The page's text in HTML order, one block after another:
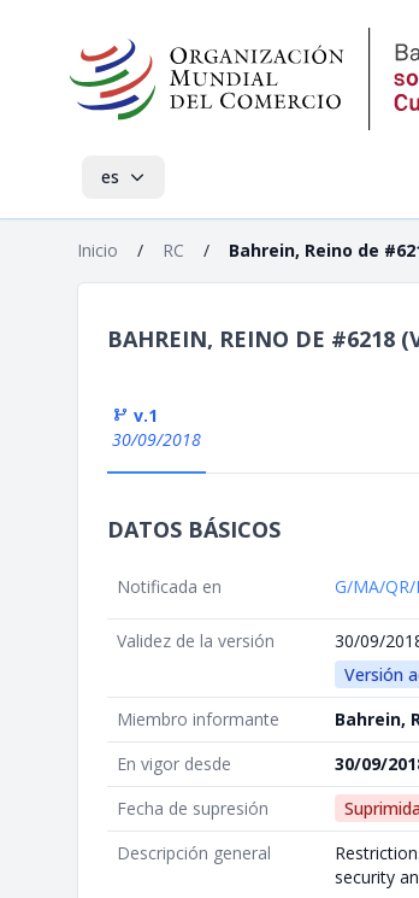
es
Inicio / RC / Bahrein, Reino de
BAHREIN, REINO DE #6218
v.1
30/09/2018
DATOS BÁSICOS
Notificada en G/MA/QR/
Validez de la versión
30/09/
Versión
Miembro informante
Bahrein,
En vigor desde
30/09/
Fecha de supresión
Descripción general
security